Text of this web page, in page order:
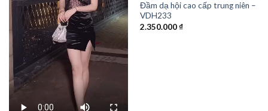
Đầm dạ hội cao cấp trung niên –
VDH233
2.350.000₫